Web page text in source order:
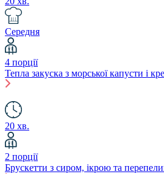
Середня
4 порції
Тепла закуска з морської капусти і
20 хв.
2 порції
Брускетти з сиром, ікрою та